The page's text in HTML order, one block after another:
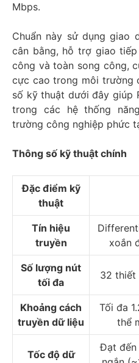
Mbps.
Chuẩn này sử dụng giao
cân bằng, hỗ trợ giao
công và toàn song công,
cực cao trong môi trường
số kỹ thuật dưới đây giúp
trong các hệ thống
trường công nghiệp phức
Thông số kỹ thuật chính
Đặc điểm kỹ
thuật
Tín hiệu
truyền
xoắn
Số lượng nút
tối đa
32 thiết
Khoảng cách
truyền dữ liệu
Tối đa
thể
Tốc độ dữ
Đạt đến